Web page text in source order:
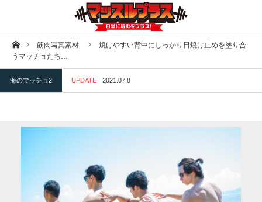
ホーム筋肉写真素材
焼けやすい背中にしっかり日焼け止めを塗り合
うマッチョたち…
海のマッチョ2 UPDATE 2021.07.8